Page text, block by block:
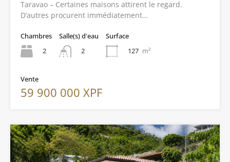
Taravao – Certaines maisons attirent le regard.
D’autres procurent immédiatement…
Chambres
2
Salle(s) d'eau
2
Surface
127 m²
Vente
59 900 000 XPF